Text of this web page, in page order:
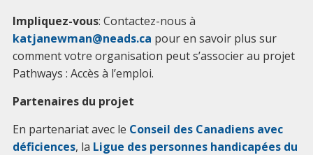
Impliquez-vous: Contactez-nous à
katjanewman@neads.ca pour en savoir plus sur
comment votre organisation peut s’associer au projet
Pathways : Accès à l’emploi.
Partenaires du projet
En partenariat avec le Conseil des Canadiens avec
déficiences, la Ligue des personnes handicapées du